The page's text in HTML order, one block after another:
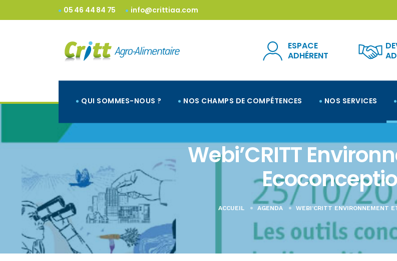
05 46 44 84 75 info@crittiaa.com
ESPACE
ADHÉRENT
QUI SOMMES-NOUS ? NOS CHAMPS DE COMPÉTENCES NOS SERVICES
Webi’CRITT
ACCUEIL AGENDA WEBI’CRITT ENVIRONNEMENT